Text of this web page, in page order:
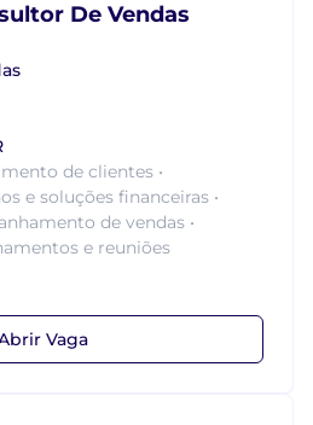
De Vendas
de clientes •
e soluções financeiras •
de vendas •
e reuniões
Vaga